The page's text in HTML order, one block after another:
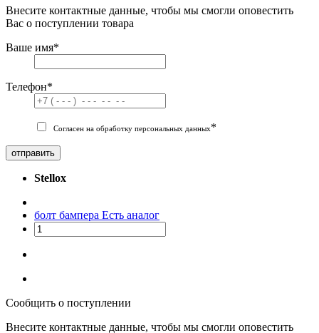
Внесите контактные данные, чтобы мы смогли оповестить
Вас о поступлении товара
Ваше имя*
Телефон*
Согласен на обработку персональных данных*
отправить
Stellox
болт бампера Есть аналог
Сообщить о поступлении
Внесите контактные данные, чтобы мы смогли оповестить